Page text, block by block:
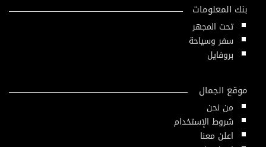
بنك المعلومات
تحت المجهر
سفر وسياحة
بروفايل
موقع الجمال
من نحن
شروط الإستخدام
اعلن معنا